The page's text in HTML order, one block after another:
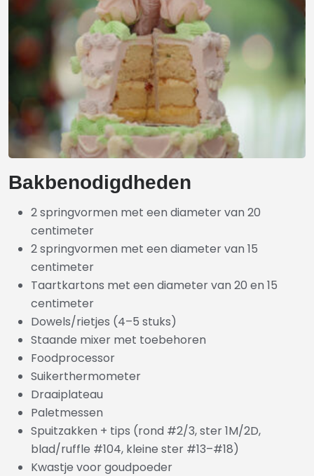
Bakbenodigdheden
2 springvormen met een diameter van 20
centimeter
2 springvormen met een diameter van 15
centimeter
Taartkartons met een diameter van 20 en 15
centimeter
Dowels/rietjes (4–5 stuks)
Staande mixer met toebehoren
Foodprocessor
Suikerthermometer
Draaiplateau
Paletmessen
Spuitzakken + tips (rond #2/3, ster 1M/2D,
blad/ruffle #104, kleine ster #13–#18)
Kwastje voor goudpoeder